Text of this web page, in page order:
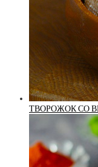
ТВОРОЖОК СО